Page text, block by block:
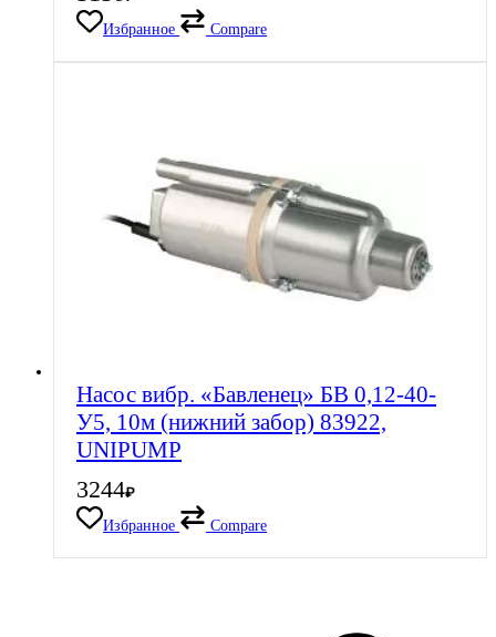
Избранное
Compare
Насос вибр. «Бавленец» БВ 0,12-40-
У5, 10м (нижний забор) 83922,
UNIPUMP
3244₽
Избранное
Compare